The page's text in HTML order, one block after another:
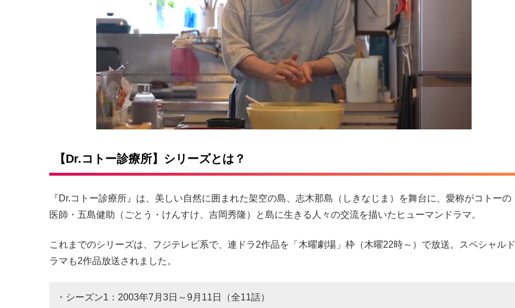
【Dr.コトー診療所】シリーズとは？
『Dr.コトー診療所』は、美しい自然に囲まれた架空の島、志木那島（しきなじま）を舞台に、愛称がコトーの
医師・五島健助（ごとう・けんすけ、吉岡秀隆）と島に生きる人々の交流を描いたヒューマンドラマ。
これまでのシリーズは、フジテレビ系で、連ドラ2作品を「木曜劇場」枠（木曜22時～）で放送。スペシャルド
ラマも2作品放送されました。
・シーズン1：2003年7月3日～9月11日（全11話）